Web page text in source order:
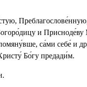
и
са́ми себе́ и
Бо́гу предади́м.